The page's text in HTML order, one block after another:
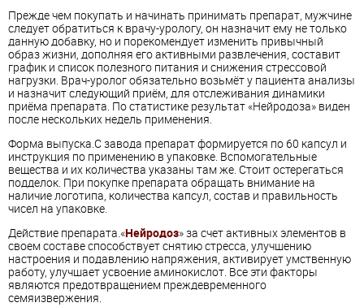
Прежде чем покупать и начинать принимать препарат, мужчине
следует обратиться к врачу-урологу, он назначит ему не только
данную добавку, но и порекомендует изменить привычный
образ жизни, дополняя его активными развлечения, составит
график и список полезного питания и снижения стрессовой
нагрузки. Врач-уролог обязательно возьмёт у пациента анализы
и назначит следующий приём, для отслеживания динамики
приёма препарата. По статистике результат «Нейродоза» виден
после нескольких недель применения.
Форма выпуска.С завода препарат формируется по 60 капсул и
инструкция по применению в упаковке. Вспомогательные
вещества и их количества указаны там же. Стоит остерегаться
подделок. При покупке препарата обращать внимание на
наличие логотипа, количества капсул, состав и правильность
чисел на упаковке.
Действие препарата.«Нейродоз» за счет активных элементов в
своем составе способствует снятию стресса, улучшению
настроения и подавлению напряжения, активирует умственную
работу, улучшает усвоение аминокислот. Все эти факторы
являются предотвращением преждевременного
семяизвержения.